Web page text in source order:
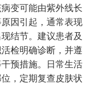
变可能由紫外线长
因引起，通常表现
结节。建议患者及
检明确诊断，并遵
预措施。日常生活
，定期复查皮肤状